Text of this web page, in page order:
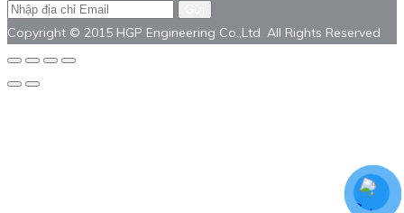
Copyright © 2015 HGP Engineering Co.,Ltd. All Rights Reserved